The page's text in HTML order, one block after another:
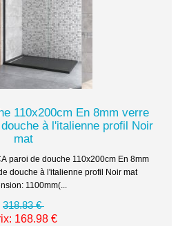
110x200cm En 8mm verre
à l'italienne profil Noir
mat
paroi de douche 110x200cm En 8mm
douche à l'italienne profil Noir mat
1100mm(...
318.83 €
168.98 €